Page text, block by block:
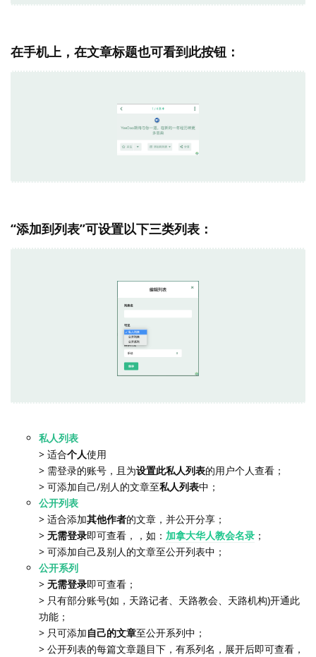
在手机上，在文章标题也可看到此按钮：
“添加到列表”可设置以下三类列表：
私人列表
> 适合个人使用
> 需登录的账号，且为设置此私人列表的用户个人查看；
> 可添加自己/别人的文章至私人列表中；
公开列表
> 适合添加其他作者的文章，并公开分享；
> 无需登录即可查看，，如： 加拿大华人教会名录 ；
> 可添加自己及别人的文章至公开列表中；
公开系列
> 无需登录即可查看；
> 只有部分账号(如，天路记者、天路教会、天路机构)开通此
功能；
> 只可添加自己的文章至公开系列中；
> 公开列表的每篇文章题目下，有系列名，展开后即可查看，